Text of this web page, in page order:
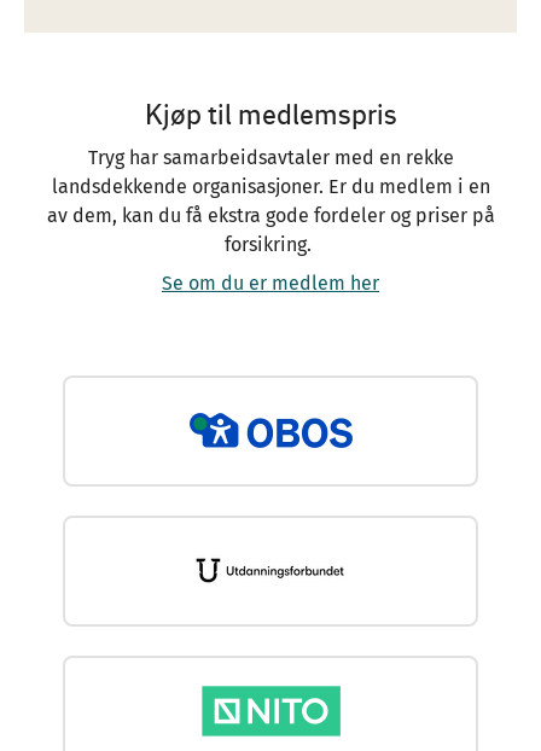
Kjøp til medlemspris
Tryg har samarbeidsavtaler med en rekke
landsdekkende organisasjoner. Er du medlem i en
av dem, kan du få ekstra gode fordeler og priser på
forsikring.
Se om du er medlem her